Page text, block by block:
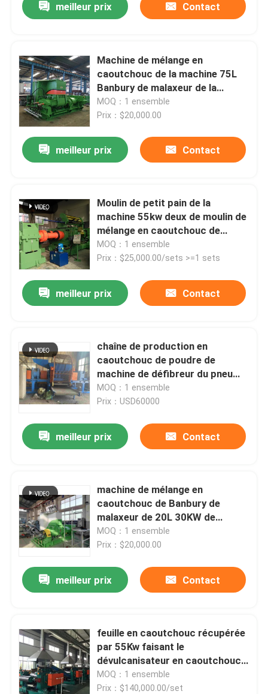
meilleur prix Contact
Machine de mélange en
caoutchouc de la machine 75L
Banbury de malaxeur de la
dispersion 55KW
MOQ：1 ensemble
Prix：$20,000.00
meilleur prix Contact
Moulin de petit pain de la
machine 55kw deux de moulin de
mélange en caoutchouc de
silicone pour la composition en
caoutchouc
MOQ：1 ensemble
Prix：$25,000.00/sets >=1 sets
meilleur prix Contact
chaîne de production en
caoutchouc de poudre de
machine de défibreur du pneu
55kw en caoutchouc LP-1200
MOQ：1 ensemble
Prix：USD60000
meilleur prix Contact
machine de mélange en
caoutchouc de Banbury de
malaxeur de 20L 30KW de
laboratoire interne en
caoutchouc de machine
MOQ：1 ensemble
Prix：$20,000.00
meilleur prix Contact
feuille en caoutchouc récupérée
par 55Kw faisant le
dévulcanisateur en caoutchouc
de poudre de machine
MOQ：1 ensemble
Prix：$140,000.00/set